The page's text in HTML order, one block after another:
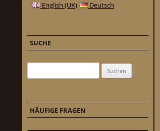
English (UK) Deutsch
SUCHE
HÄUFIGE FRAGEN